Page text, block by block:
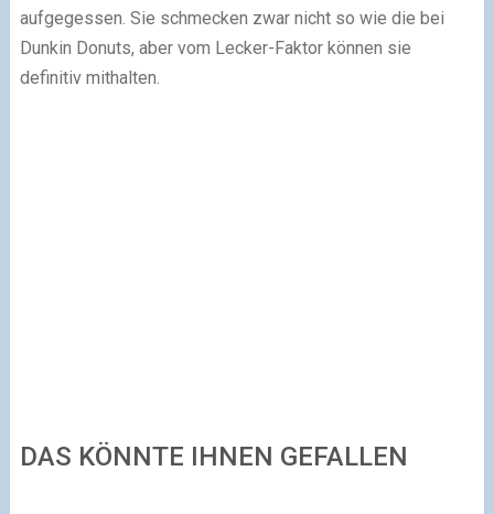
aufgegessen. Sie schmecken zwar nicht so wie die bei
Dunkin Donuts, aber vom Lecker-Faktor können sie
definitiv mithalten.
DAS KÖNNTE IHNEN GEFALLEN